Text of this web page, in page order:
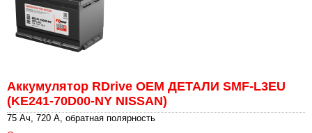
Аккумулятор RDrive OEM ДЕТАЛИ SMF-L3EU
(KE241-70D00-NY NISSAN)
75 Ач, 720 А, обратная полярность